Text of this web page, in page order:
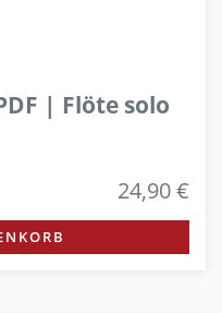
| Flöte solo
24,90 €